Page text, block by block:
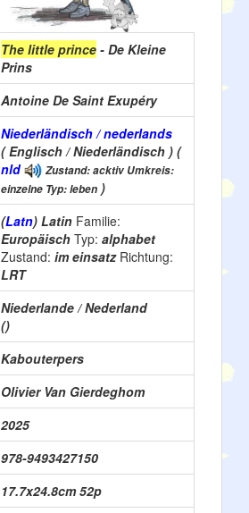
The little prince - De Kleine
Prins
Antoine De Saint Exupéry
Niederländisch / nederlands
( Englisch / Niederländisch ) (
nld
Zustand: acktiv Umkreis:
einzelne Typ: leben )
(Latn) Latin Familie:
Europäisch Typ: alphabet
Zustand: im einsatz Richtung:
LRT
Niederlande / Nederland
()
Kabouterpers
Olivier Van Gierdeghom
2025
978-9493427150
17.7x24.8cm 52p